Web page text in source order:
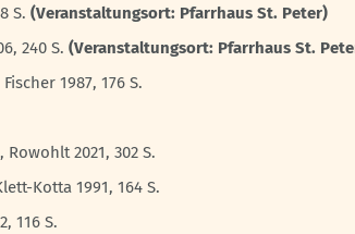
S. (Veranstaltungsort: Pfarrhaus St. Peter)
240 S. (Veranstaltungsort: Pfarrhaus St.
1987, 176 S.
2021, 302 S.
Kotta 1991, 164 S.
116 S.